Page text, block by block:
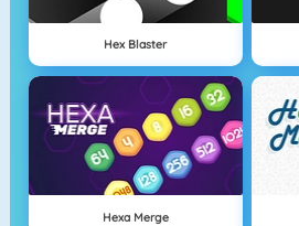
Hex Blaster
Hexa Merge